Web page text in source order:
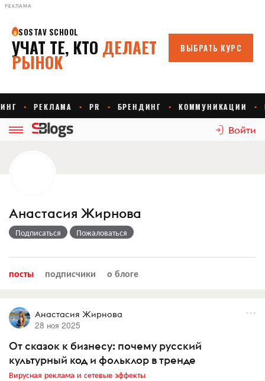
РЕКЛАМА
Войти
Анастасия Жирнова
Подписаться Пожаловаться
посты подписчики о блоге
Анастасия Жирнова
28 ноя 2025
От сказок к бизнесу: почему русский
культурный код и фольклор в тренде
Вирусная реклама и сетевые эффекты